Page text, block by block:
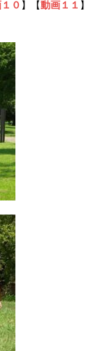
０ 】【動画１１ 】